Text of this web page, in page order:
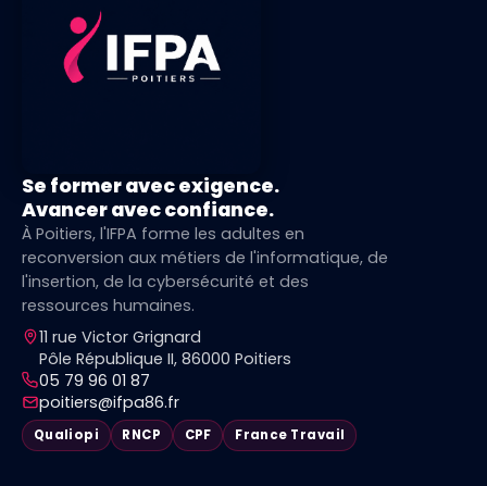
Se former avec exigence.
Avancer avec confiance.
À Poitiers, l'IFPA forme les adultes en
reconversion aux métiers de l'informatique, de
l'insertion, de la cybersécurité et des
ressources humaines.
11 rue Victor Grignard
Pôle République II, 86000 Poitiers
05 79 96 01 87
poitiers@ifpa86.fr
Qualiopi RNCP CPF France Travail